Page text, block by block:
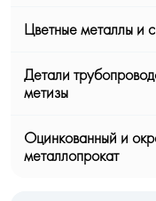
Цветные металлы и
Детали
метизы
Оцинкованный и
металлопрокат